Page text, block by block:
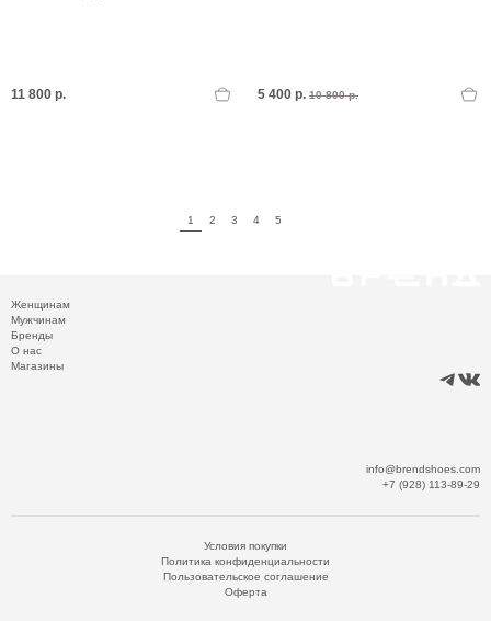
11 800 р. 5 400 р. 10 800 р.
1 2 3 4 5
Женщинам
Мужчинам
Бренды
О нас
Магазины
info@brendshoes.com
+7 (928) 113-89-29
Условия покупки
Политика конфиденциальности
Пользовательское соглашение
Оферта